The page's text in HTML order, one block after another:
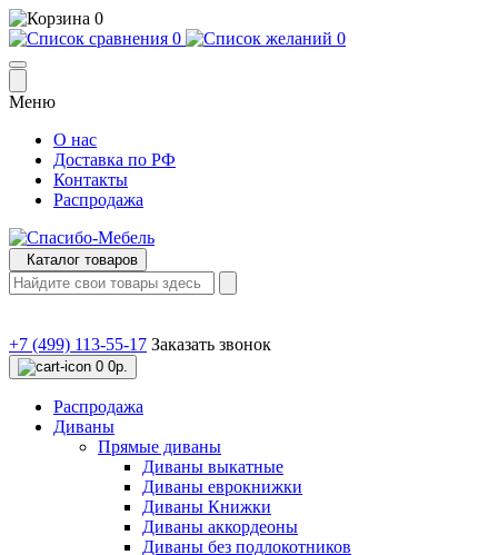
0
0
0
Меню
О нас
Доставка по РФ
Контакты
Распродажа
Каталог товаров
+7 (499) 113-55-17 Заказать звонок
0 0р.
Распродажа
Диваны
Прямые диваны
Диваны выкатные
Диваны еврокнижки
Диваны Книжки
Диваны аккордеоны
Диваны без подлокотников